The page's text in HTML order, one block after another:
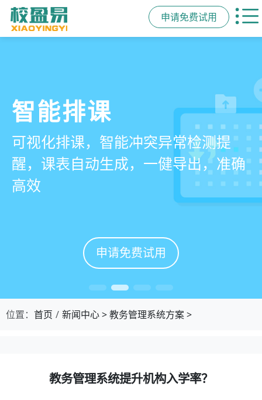
申请免费试用
管学校，用校盈易
培训机构教务管理系
统
有效提升运营管理效率45%
申请免费试用
智能排课
可视化排课，智能冲突异常检测提
醒，课表自动生成，一健导出，准确
高效
申请免费试用
课时统计
学员签到同步扣减课时，老师带课量
自动统计、汇总，数据清晰可查免扯
皮
申请免费试用
家校互动
一部手机链接教师、学员、家长，沟
通互动零距离，服务贴心铸口碑促续
费
申请免费试用
位置： 首页 新闻中心>教务管理系统方案>
教务管理系统提升机构入学率？